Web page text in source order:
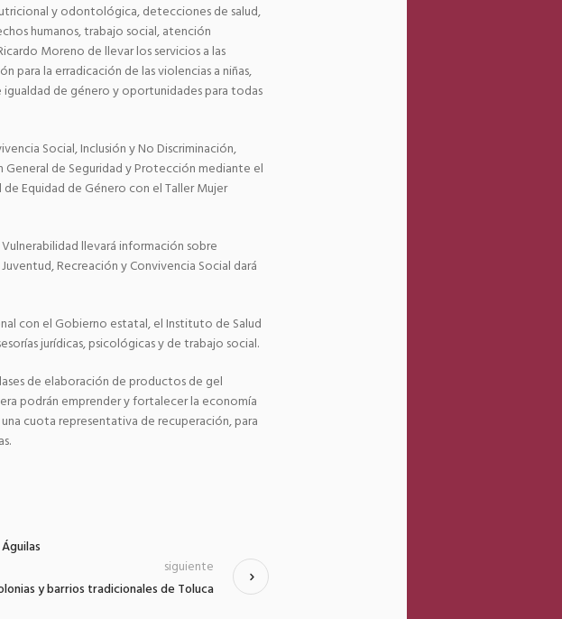
y odontológica, detecciones de salud,
humanos, trabajo social, atención
Moreno de llevar los servicios a las
para la erradicación de las violencias a niñas,
de género y oportunidades para todas
Social, Inclusión y No Discriminación,
de Seguridad y Protección mediante el
Equidad de Género con el Taller Mujer
llevará información sobre
Recreación y Convivencia Social dará
con el Gobierno estatal, el Instituto de Salud
jurídicas, psicológicas y de trabajo social.
de elaboración de productos de gel
podrán emprender y fortalecer la economía
cuota representativa de recuperación, para
y barrios tradicionales de Toluca
siguiente